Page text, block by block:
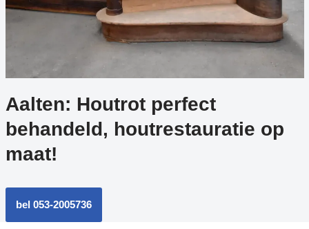
Aalten: Houtrot perfect
behandeld, houtrestauratie op
maat!
bel 053-2005736